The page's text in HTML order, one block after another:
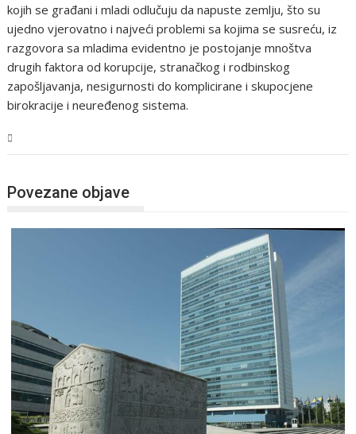
kojih se građani i mladi odlučuju da napuste zemlju, što su
ujedno vjerovatno i najveći problemi sa kojima se susreću, iz
razgovora sa mladima evidentno je postojanje mnoštva
drugih faktora od korupcije, stranačkog i rodbinskog
zapošljavanja, nesigurnosti do komplicirane i skupocjene
birokracije i neuređenog sistema.
Povezane objave